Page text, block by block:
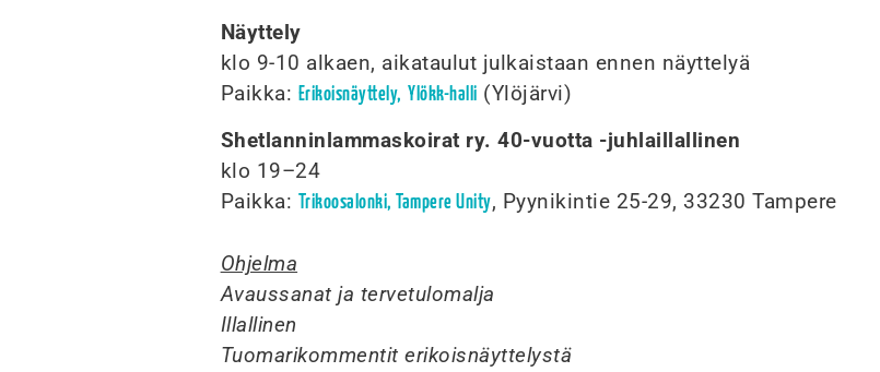
Näyttely
klo 9-10 alkaen, aikataulut julkaistaan ennen näyttelyä
Paikka: Erikoisnäyttely, Ylökk-halli (Ylöjärvi)
Shetlanninlammaskoirat ry. 40-vuotta -juhlaillallinen
klo 19–24
Paikka:
Trikoosalonki, Tampere Unity, Pyynikintie 25-29, 33230 Tampere
Ohjelma
Avaussanat ja tervetulomalja
Illallinen
Tuomarikommentit erikoisnäyttelystä